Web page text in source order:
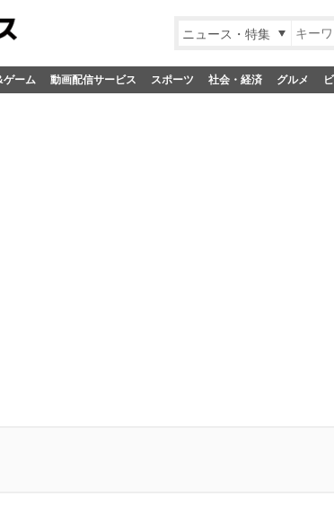
ニュース・特集
ゲーム 動画配信サービス スポーツ 社会・経済 グルメ